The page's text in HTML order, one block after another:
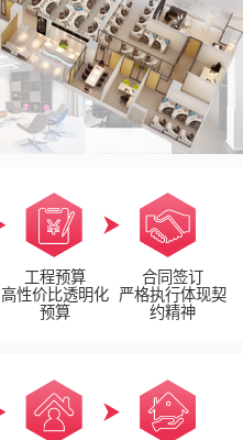
工程预算
高性价比透明化
预算
合同签订
严格执行体现契
约精神